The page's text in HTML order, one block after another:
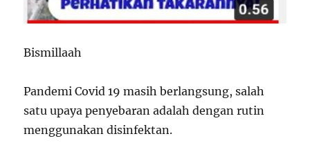
Bismillaah
Pandemi Covid 19 masih berlangsung, salah
satu upaya penyebaran adalah dengan rutin
menggunakan disinfektan.